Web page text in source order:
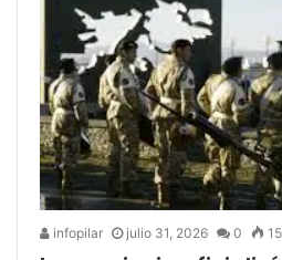
infopilar julio 31, 2026 0